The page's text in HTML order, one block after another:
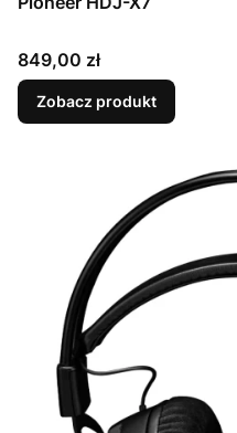
Cena
849,00 zł
Zobacz produkt